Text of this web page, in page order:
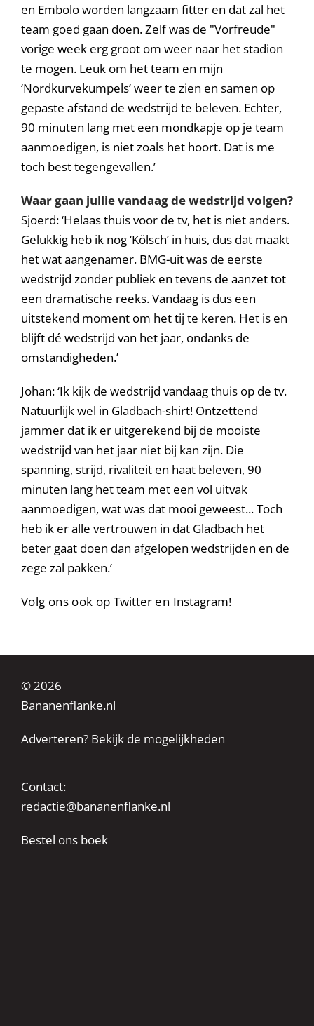
en Embolo worden langzaam fitter en dat zal het
team goed gaan doen. Zelf was de "Vorfreude"
vorige week erg groot om weer naar het stadion
te mogen. Leuk om het team en mijn
‘Nordkurvekumpels’ weer te zien en samen op
gepaste afstand de wedstrijd te beleven. Echter,
90 minuten lang met een mondkapje op je team
aanmoedigen, is niet zoals het hoort. Dat is me
toch best tegengevallen.’
Waar gaan jullie vandaag de wedstrijd volgen?
Sjoerd: ‘Helaas thuis voor de tv, het is niet anders.
Gelukkig heb ik nog ‘Kölsch’ in huis, dus dat maakt
het wat aangenamer. BMG-uit was de eerste
wedstrijd zonder publiek en tevens de aanzet tot
een dramatische reeks. Vandaag is dus een
uitstekend moment om het tij te keren. Het is en
blijft dé wedstrijd van het jaar, ondanks de
omstandigheden.’
Johan: ‘Ik kijk de wedstrijd vandaag thuis op de tv.
Natuurlijk wel in Gladbach-shirt! Ontzettend
jammer dat ik er uitgerekend bij de mooiste
wedstrijd van het jaar niet bij kan zijn. Die
spanning, strijd, rivaliteit en haat beleven, 90
minuten lang het team met een vol uitvak
aanmoedigen, wat was dat mooi geweest... Toch
heb ik er alle vertrouwen in dat Gladbach het
beter gaat doen dan afgelopen wedstrijden en de
zege zal pakken.’
Volg ons ook op Twitter en Instagram!
© 2026
Bananenflanke.nl
Adverteren? Bekijk de mogelijkheden
Contact:
redactie@bananenflanke.nl
Bestel ons boek